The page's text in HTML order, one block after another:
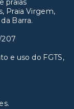
praias
Praia Virgem,
Barra.
e uso do FGTS,